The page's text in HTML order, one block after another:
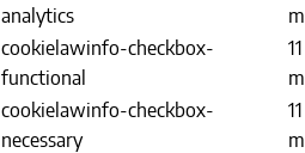
analytics
cookielawinfo-checkbox-
functional
11
cookielawinfo-checkbox-
necessary
11